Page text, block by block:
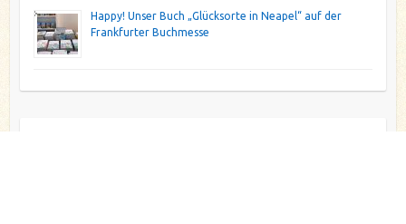
Happy! Unser Buch „Glücksorte in Neapel“ auf der
Frankfurter Buchmesse